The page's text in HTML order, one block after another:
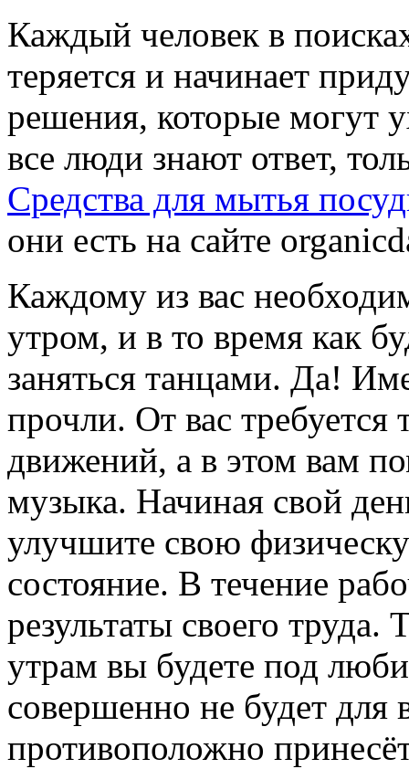
Каждый человек в
теряется и начинает
решения, которые могут
все люди знают ответ,
Средства для мытья
они есть на сайте
Каждому из вас
утром, и в то время как
заняться танцами. Да!
прочли. От вас
движений, а в этом вам
музыка. Начиная свой
улучшите свою
состояние. В течение
результаты своего труда.
утрам вы будете под
совершенно не будет для
противоположно